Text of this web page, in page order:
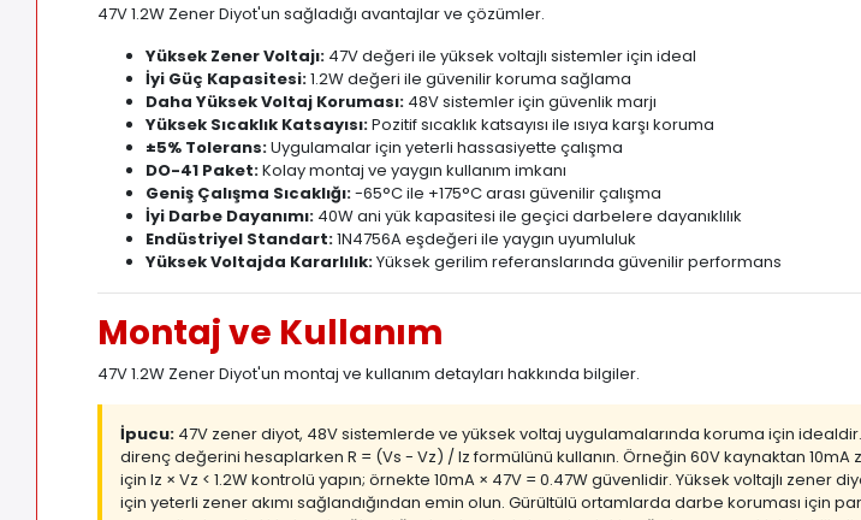
47V 1.2W Zener Diyot'un sağladığı avantajlar ve çözümler.
Yüksek Zener Voltajı: 47V değeri ile yüksek voltajlı sistemler için ideal
İyi Güç Kapasitesi:1.2W değeri ile güvenilir koruma sağlama
Daha Yüksek Voltaj Koruması: 48V sistemler için güvenlik marjı
Yüksek Sıcaklık Katsayısı:Pozitif sıcaklık katsayısı ile ısıya karşı koruma
±5% Tolerans:Uygulamalar için yeterli hassasiyette çalışma
DO-41 Paket:Kolay montaj ve yaygın kullanım imkanı
Geniş Çalışma Sıcaklığı:-65°C ile +175°C arası güvenilir çalışma
İyi Darbe Dayanımı: 40W ani yük kapasitesi ile geçici darbelere dayanıklılık
Endüstriyel Standart:1N4756A eşdeğeri ile yaygın uyumluluk
Yüksek Voltajda Kararlılık:Yüksek gerilim referanslarında güvenilir performans
Montaj ve Kullanım
47V 1.2W Zener Diyot'un montaj ve kullanım detayları hakkında bilgiler.
İpucu: 47V zener diyot, 48V sistemlerde ve yüksek voltaj uygulamalarında koruma için
direnç değerini hesaplarken R = (Vs - Vz) / Iz formülünü kullanın. Örneğin 60V kaynaktan 10mA
için Iz × Vz < 1.2W kontrolü yapın; örnekte 10mA × 47V = 0.47W güvenlidir. Yüksek voltajlı
için yeterli zener akımı sağlandığından emin olun. Gürültülü ortamlarda darbe koruması için